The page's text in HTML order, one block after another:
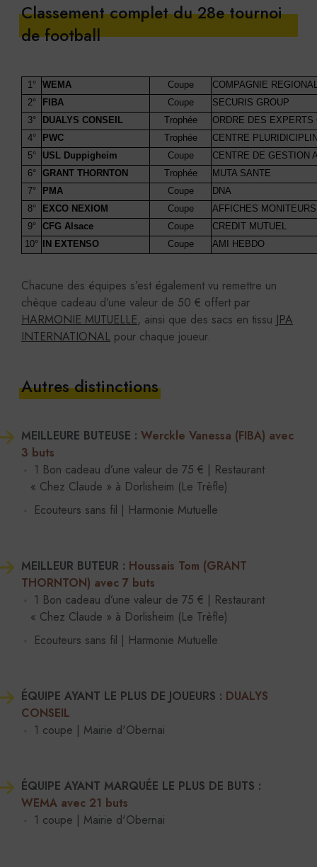
Classement complet du 28e tournoi
de football
1° WEMA Coupe
COMPAGNIE
2°
FIBA Coupe
SECURIS GROUP
3°
DUALYS CONSEIL Trophée
ORDRE DES EXPERTS
4°
PWC Trophée
CENTRE
5°
USL Duppigheim Coupe
CENTRE DE GESTION
6°
GRANT THORNTON Trophée
MUTA SANTE
7°
PMA Coupe
DNA
8°
EXCO NEXIOM Coupe
AFFICHES MONITEURS
9°
CFG Alsace Coupe
CREDIT MUTUEL
10°
IN EXTENSO Coupe AMI HEBDO
Chacune des équipes s’est également vu remettre un
chèque cadeau d’une valeur de 50 € offert par
HARMONIE MUTUELLE, ainsi que des sacs en tissu JPA
INTERNATIONAL pour chaque joueur.
Autres distinctions
MEILLEURE BUTEUSE : Werckle Vanessa (FIBA) avec
3 buts
1 Bon cadeau d’une valeur de 75 € | Restaurant
« Chez Claude » à Dorlisheim (Le Trèfle)
Ecouteurs sans fil | Harmonie Mutuelle
MEILLEUR BUTEUR : Houssais Tom (GRANT
THORNTON) avec 7 buts
1 Bon cadeau d’une valeur de 75 € | Restaurant
« Chez Claude » à Dorlisheim (Le Trèfle)
Ecouteurs sans fil | Harmonie Mutuelle
ÉQUIPE AYANT LE PLUS DE JOUEURS : DUALYS
CONSEIL
1 coupe | Mairie d'Obernai
ÉQUIPE AYANT MARQUÉE LE PLUS DE BUTS :
WEMA avec 21 buts
1 coupe | Mairie d'Obernai